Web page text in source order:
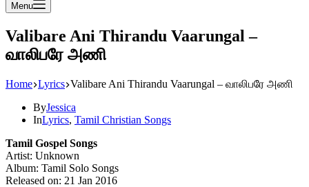
Menu
Valibare Ani Thirandu Vaarungal –
வாலிபரே அணி
Home Lyrics Valibare Ani Thirandu Vaarungal – வாலிபரே அணி
ByJessica
InLyrics, Tamil Christian Songs
Tamil Gospel Songs
Artist: Unknown
Album: Tamil Solo Songs
Released on: 21 Jan 2016